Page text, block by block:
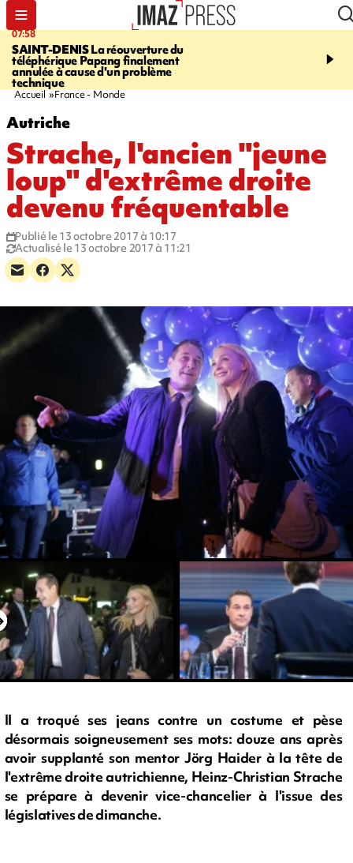
07:58
SAINT-DENISLa réouverture du
téléphérique Papang finalement
annulée à cause d'un problème
technique
10:02
intègrent des centres
Accueil France - Monde
Autriche
Strache, l'ancien "jeune
loup" d'extrême droite
devenu fréquentable
Publié le 13 octobre 2017 à 10:17
Actualisé le 13 octobre 2017 à 11:21
Il a troqué ses jeans contre un costume et pèse
désormais soigneusement ses mots: douze ans après
avoir supplanté son mentor Jörg Haider à la tête de
l'extrême droite autrichienne, Heinz-Christian Strache
se prépare à devenir vice-chancelier à l'issue des
législatives de dimanche.